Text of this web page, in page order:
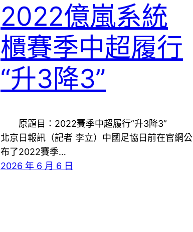
2022億嵐系統
櫃賽季中超履行
“升3降3”
原題目：2022賽季中超履行“升3降3”
北京日報訊（記者 李立）中國足協日前在官網公
布了2022賽季…
2026 年 6 月 6 日